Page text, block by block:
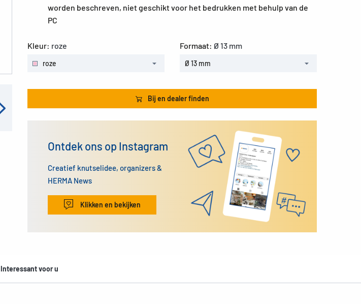
worden beschreven, niet geschikt voor het bedrukken met behulp van de
PC
Kleur: roze
roze
Formaat: Ø 13 mm
Ø 13 mm
Bij en dealer finden
Ontdek ons op Instagram
Creatief knutselidee, organizers &
HERMA News
Klikken en bekijken
Interessant voor u